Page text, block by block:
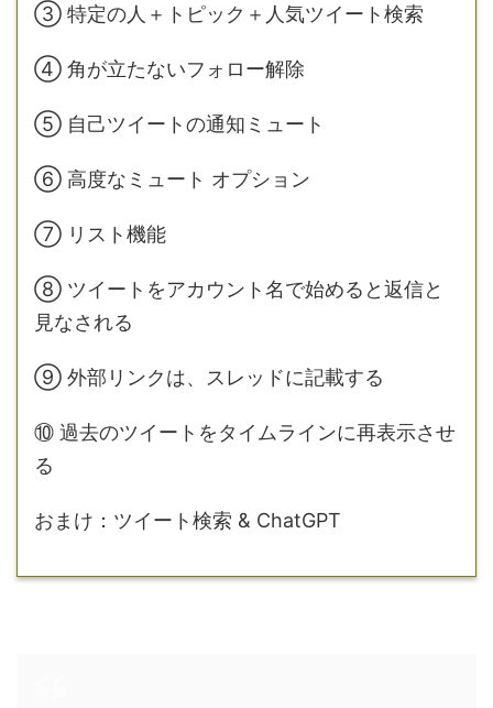
③ 特定の人＋トピック＋人気ツイート検索
④ 角が立たないフォロー解除
⑤ 自己ツイートの通知ミュート
⑥ 高度なミュート オプション
⑦ リスト機能
⑧ ツイートをアカウント名で始めると返信と
見なされる
⑨ 外部リンクは、スレッドに記載する
⑩ 過去のツイートをタイムラインに再表示させ
る
おまけ： ツイート検索 & ChatGPT